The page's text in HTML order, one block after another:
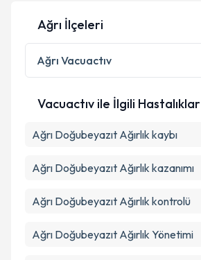
Ağrı İlçeleri
Ağrı Vacuactıv
Vacuactıv ile İlgili Hastalıklar
Ağrı Doğubeyazıt Ağırlık kaybı
Ağrı Doğubeyazıt Ağırlık kazanımı
Ağrı Doğubeyazıt Ağırlık kontrolü
Ağrı Doğubeyazıt Ağırlık Yönetimi